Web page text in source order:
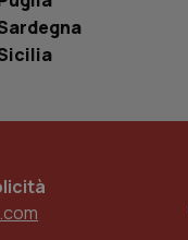
per abilitare il
con identity